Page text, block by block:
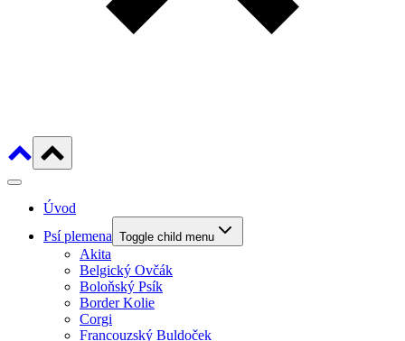
Úvod
Psí plemena Toggle child menu
Akita
Belgický Ovčák
Boloňský Psík
Border Kolie
Corgi
Francouzský Buldoček